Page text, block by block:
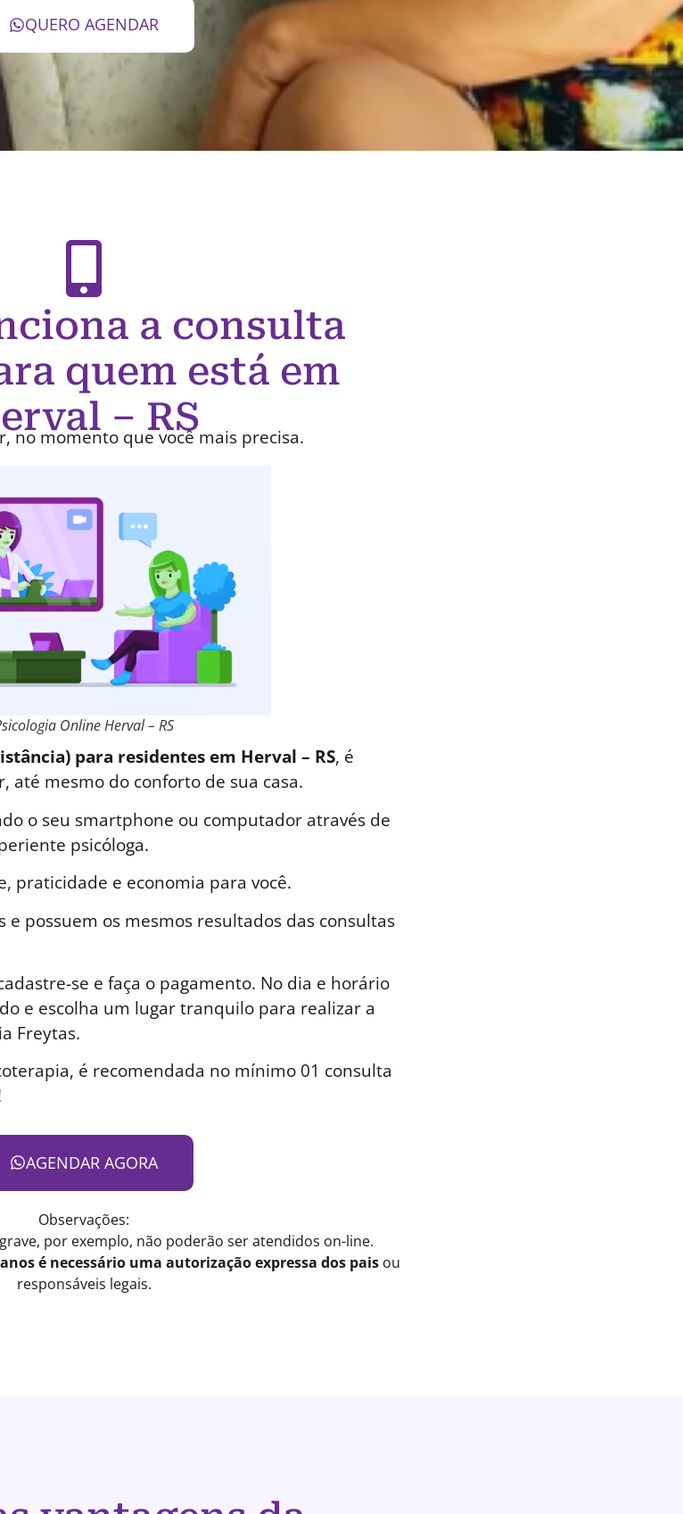
QUERO AGENDAR
a consulta
quem está em
– RS
no momento que você mais precisa.
Online Herval – RS
para residentes em Herval – RS, é
até mesmo do conforto de sua casa.
o seu smartphone ou computador através de
psicóloga.
praticidade e economia para você.
e possuem os mesmos resultados das consultas
se e faça o pagamento. No dia e horário
e escolha um lugar tranquilo para realizar a
Freytas.
é recomendada no mínimo 01 consulta
AGENDAR AGORA
Observações:
por exemplo, não poderão ser atendidos on-line.
é necessário uma autorização expressa dos paisou
responsáveis legais.